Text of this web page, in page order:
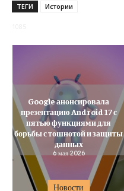
ТЕГИ Истории
Новости
Google анонсировала
презентацию Android 17 с
пятью функциями для
борьбы с тошнотой и защиты
данных
6 мая 2026